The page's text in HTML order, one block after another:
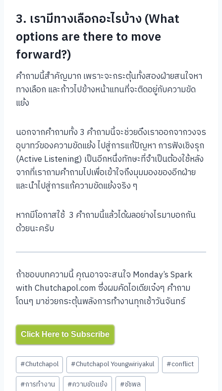
3. เรามีทางเลือกอะไรบ้าง (What
options are there to move
forward?)
คำถามนี้สำคัญมาก เพราะจะกระตุ้นทั้งสองฝ่ายสนใจหา
ทางเลือก และก้าวไปข้างหน้าแทนที่จะติดอยู่กับความขัด
แย้ง
นอกจากคำถามทั้ง 3 คำถามนี้จะช่วยดึงเราออกจากวงจร
อุบาทว์ของความขัดแย้ง ไปสู่การแก้ปัญหา การฟังเชิงรุก
(Active Listening) เป็นอีกหนึ่งทักษะที่จำเป็นต้องใช้หลัง
จากที่เราถามคำถามไปเพื่อเข้าใจถึงมุมมองของอีกฝ่าย
และนำไปสู่การแก้ความขัดแย้งจริง ๆ
หากมีโอกาสใช้ 3 คำถามนี้แล้วได้ผลอย่างไรมาบอกกัน
ด้วยนะครับ
ถ้าชอบบทความนี้ คุณอาจจะสนใจ Monday’s Spark
with Chutchapol.com ซึ่งผมคัดไอเดียเจ๋งๆ คำถาม
โดนๆ มาช่วยกระตุ้นพลังการทำงานทุกเช้าวันจันทร์
Click Here to Subscribe
Post
Tags:
#Chutchapol #Chutchapol Youngwiriyakul #conflict
#การทำงาน #ความขัดแย้ง #ชัชพล